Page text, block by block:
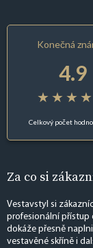
Konečná
4.9
Celkový počet
Za co si
Vestavstyl si
profesionální přístup
dokáže přesně
vestavěné skříně i